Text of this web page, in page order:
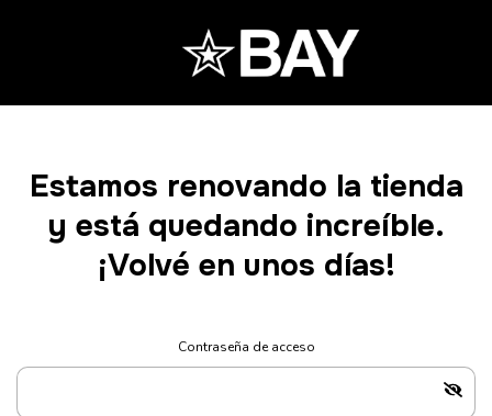
Estamos renovando la tienda
y está quedando increíble.
¡Volvé en unos días!
Contraseña de acceso